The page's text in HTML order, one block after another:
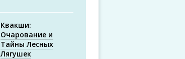
Квакши:
Очарование и
Тайны Лесных
Лягушек